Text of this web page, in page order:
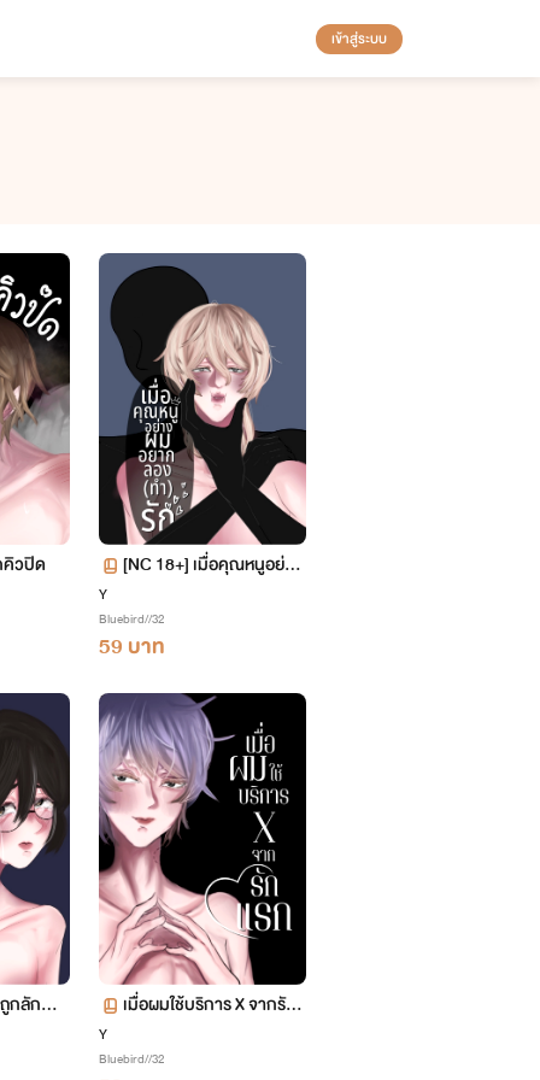
เข้าสู่ระบบ
วปิด
[NC 18+] เมื่อคุณหนูอย่าง
Y
Bluebird//32
59 บาท
กลักพา
เมื่อผมใช้บริการ X จากรักแ
Y
Bluebird//32